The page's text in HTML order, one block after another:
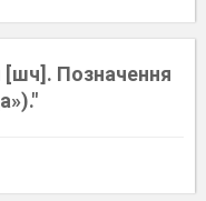
[шч]. Позначення